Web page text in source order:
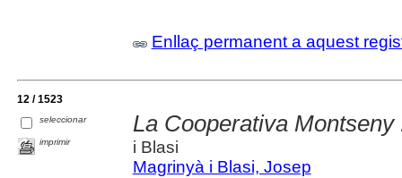
Enllaç permanent a aquest
12 / 1523
seleccionar
imprimir
La Cooperativa
i Blasi
Magrinyà i Blasi, Josep